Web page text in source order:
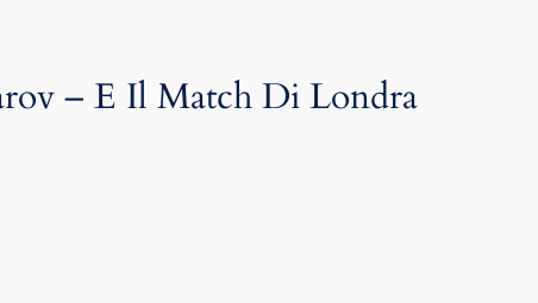
– E Il Match Di Londra